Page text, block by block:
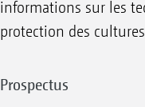
informations sur les
protection des cultures
Prospectus